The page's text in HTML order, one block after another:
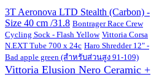
3T Aeronova LTD Stealth (Carbon) -
Size 40 cm /31.8 Bontrager Race Crew
Cycling Sock - Flash Yellow Vittoria Corsa
N.EXT Tube 700 x 24c Haro Shredder 12" -
Bad apple green (สำหรับส่วนสูง 91-109)
Vittoria Elusion Nero Ceramic +